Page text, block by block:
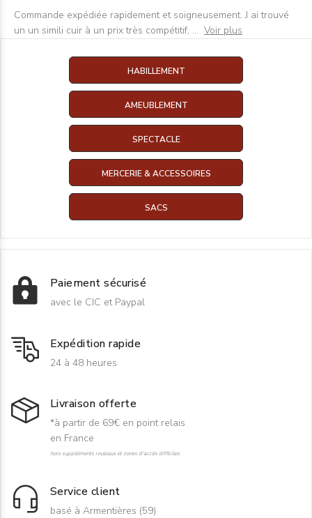
Commande expédiée rapidement et soigneusement. J ai trouvé
un un simili cuir à un prix très compétitif, ... Voir plus
HABILLEMENT
AMEUBLEMENT
SPECTACLE
MERCERIE & ACCESSOIRES
SACS
Paiement sécurisé
avec le CIC et Paypal
Expédition rapide
24 à 48 heures
Livraison offerte
*à partir de 69€ en point relais
en France
hors suppléments rouleaux et zones d'accès difficiles
Service client
basé à Armentières (59)